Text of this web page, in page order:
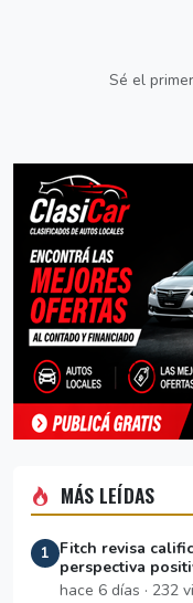
Sé el
MÁS LEÍDAS
1
Fitch revisa
perspectiva
hace 6 días · 232